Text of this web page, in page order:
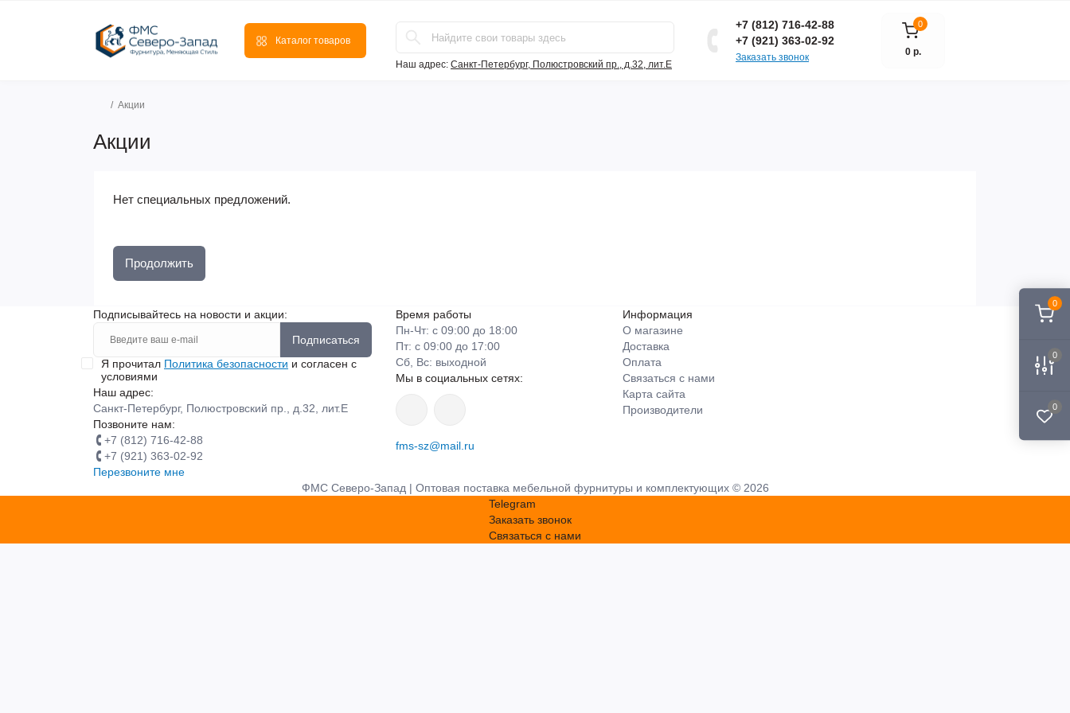
0
0
0
Каталог товаров
Наш адрес: Санкт-Петербург, Полюстровский пр., д.32, лит.Е
+7 (812) 716-42-88
+7 (921) 363-02-92
Заказать звонок
0
0 р.
Акции
Акции
Нет специальных предложений.
Продолжить
Подписывайтесь на новости и акции:
Подписаться
Я прочитал Политика безопасности и согласен с
условиями
Наш адрес:
Санкт-Петербург, Полюстровский пр., д.32, лит.Е
Позвоните нам:
+7 (812) 716-42-88
+7 (921) 363-02-92
Перезвоните мне
Время работы
Пн-Чт: с 09:00 до 18:00
Пт: с 09:00 до 17:00
Сб, Вс: выходной
Мы в социальных сетях:
fms-sz@mail.ru
Информация
О магазине
Доставка
Оплата
Связаться с нами
Карта сайта
Производители
ФМС Северо-Запад | Оптовая поставка мебельной фурнитуры и комплектующих © 2026
Telegram
Заказать звонок
Связаться с нами